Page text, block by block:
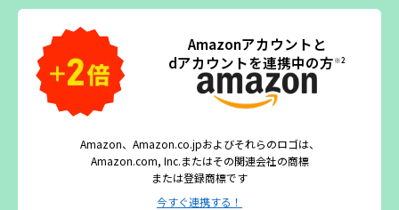
Amazonアカウントと
dアカウントを連携中の方※2
Amazon、Amazon.co.jpおよびそれらのロゴは、
Amazon.com, Inc.またはその関連会社の商標
または登録商標です
今すぐ連携する！